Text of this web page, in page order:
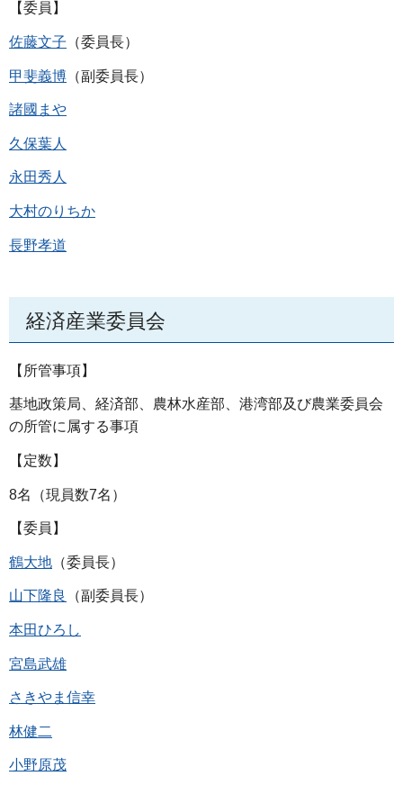
【委員】
佐藤文子 （委員長）
甲斐義博 （副委員長）
諸國まや
久保葉人
永田秀人
大村のりちか
長野孝道
経済産業委員会
【所管事項】
基地政策局、経済部、農林水産部、港湾部及び農業委員会
の所管に属する事項
【定数】
8名（現員数7名）
【委員】
鶴大地 （委員長）
山下隆良 （副委員長）
本田ひろし
宮島武雄
さきやま信幸
林健二
小野原茂